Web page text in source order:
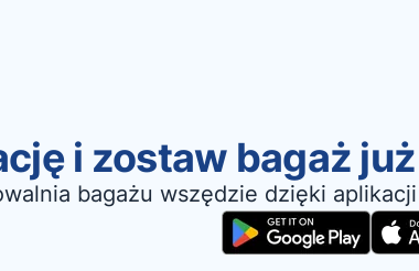
i zostaw bagaż
bagażu wszędzie dzięki